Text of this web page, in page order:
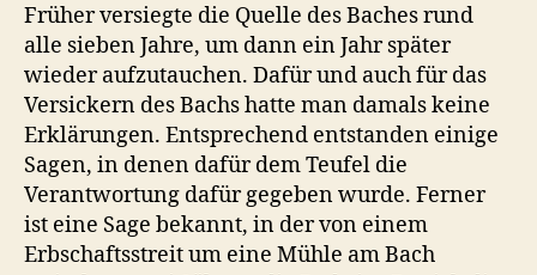
Früher versiegte die Quelle des Baches rund
alle sieben Jahre, um dann ein Jahr später
wieder aufzutauchen. Dafür und auch für das
Versickern des Bachs hatte man damals keine
Erklärungen. Entsprechend entstanden einige
Sagen, in denen dafür dem Teufel die
Verantwortung dafür gegeben wurde. Ferner
ist eine Sage bekannt, in der von einem
Erbschaftsstreit um eine Mühle am Bach